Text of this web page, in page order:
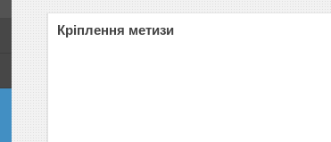
Кріплення метизи